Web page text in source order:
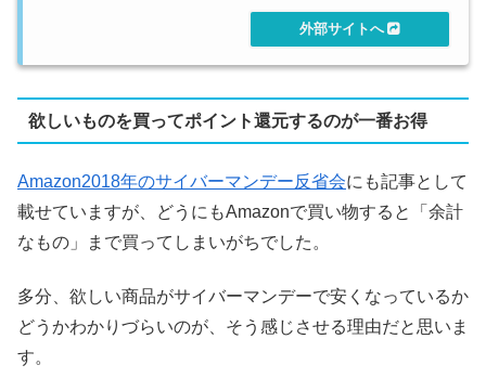
欲しいものを買ってポイント還元するのが一番お得
Amazon2018年のサイバーマンデー反省会にも記事として
載せていますが、どうにもAmazonで買い物すると「余計
なもの」まで買ってしまいがちでした。
多分、欲しい商品がサイバーマンデーで安くなっているか
どうかわかりづらいのが、そう感じさせる理由だと思いま
す。